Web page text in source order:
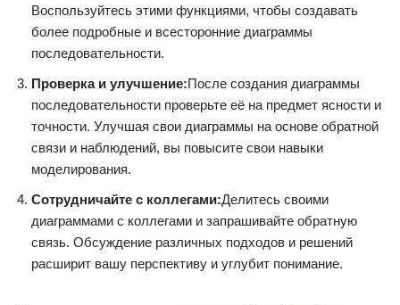
Воспользуйтесь этими функциями, чтобы создавать
более подробные и всесторонние диаграммы
последовательности.
Проверка и улучшение:После создания диаграммы
последовательности проверьте её на предмет ясности и
точности. Улучшая свои диаграммы на основе обратной
связи и наблюдений, вы повысите свои навыки
моделирования.
Сотрудничайте с коллегами:Делитесь своими
диаграммами с коллегами и запрашивайте обратную
связь. Обсуждение различных подходов и решений
расширит вашу перспективу и углубит понимание.